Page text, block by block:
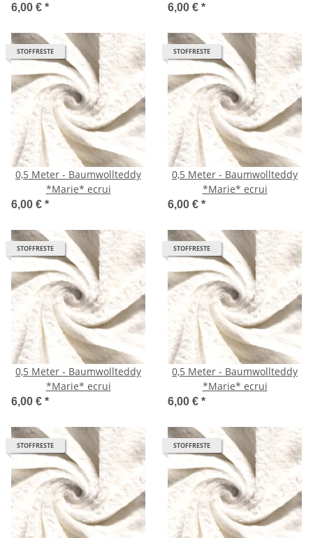
6,00 € * 6,00 € *
STOFFRESTE
0,5 Meter - Baumwollteddy
*Marie* ecrui
6,00 € *
STOFFRESTE
0,5 Meter - Baumwollteddy
*Marie* ecrui
6,00 € *
STOFFRESTE
0,5 Meter - Baumwollteddy
*Marie* ecrui
6,00 € *
STOFFRESTE
0,5 Meter - Baumwollteddy
*Marie* ecrui
6,00 € *
STOFFRESTE STOFFRESTE